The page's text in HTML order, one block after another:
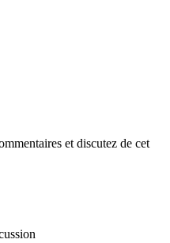
et discutez de cet